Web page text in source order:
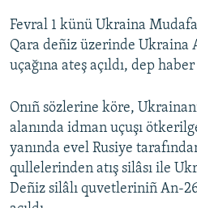
Fevral 1 künü Ukraina
Qara deñiz üzerinde
uçağına ateş açıldı, dep
Onıñ sözlerine köre,
alanında idman uçuşı
yanında evel Rusiye
qullelerinden atış silâsı ile
Deñiz silâlı quvetleriniñ An-